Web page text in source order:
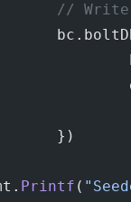
//
})
Printf (